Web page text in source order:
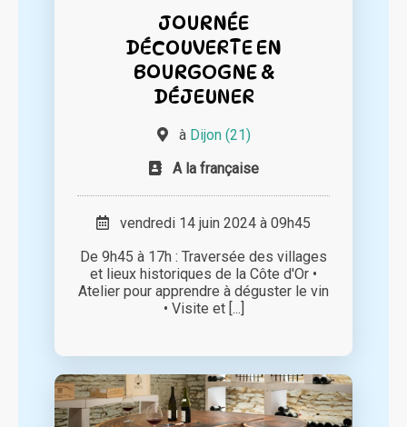
JOURNÉE
DÉCOUVERTE EN
BOURGOGNE &
DÉJEUNER
à Dijon (21)
A la française
vendredi 14 juin 2024 à 09h45
De 9h45 à 17h : Traversée des villages
et lieux historiques de la Côte d'Or •
Atelier pour apprendre à déguster le vin
• Visite et [...]